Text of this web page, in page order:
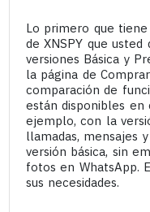
Lo primero que
de XNSPY que
versiones Básica y
la página de
comparación de
están disponibles en
ejemplo, con la
llamadas, mensajes
versión básica, sin
fotos en WhatsApp.
sus necesidades.